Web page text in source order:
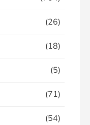
(26)
(18)
(5)
(71)
(54)